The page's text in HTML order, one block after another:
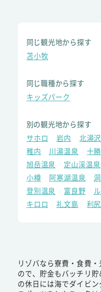
同じ観光地から探す
苫小牧
同じ職種から探す
キッズパーク
別の観光地から探す
サホロ
岩内 北湯
稚内
川湯温泉 十
旭岳温泉
定山渓温泉
小樽
阿寒湖温泉
登別温泉
富良野
キロロ
礼文島 利
リゾバなら寮費・食費
ので、貯金もバッチリ
の休日には海でダイビ